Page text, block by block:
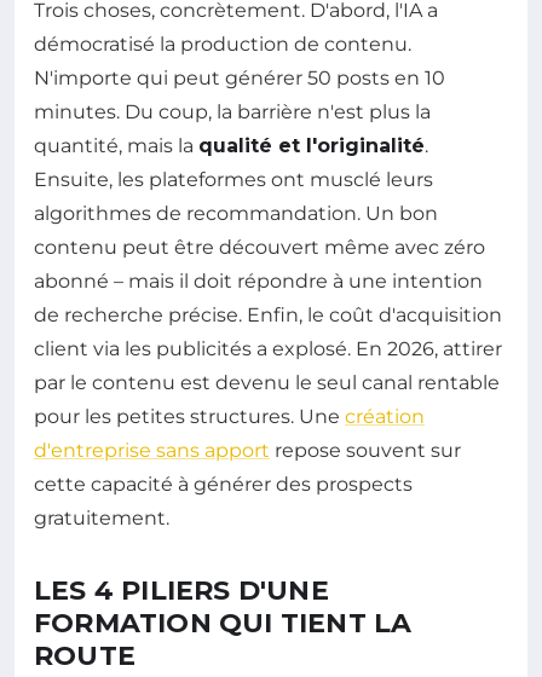
Trois choses, concrètement. D'abord, l'IA a
démocratisé la production de contenu.
N'importe qui peut générer 50 posts en 10
minutes. Du coup, la barrière n'est plus la
quantité, mais la qualité et l'originalité.
Ensuite, les plateformes ont musclé leurs
algorithmes de recommandation. Un bon
contenu peut être découvert même avec zéro
abonné – mais il doit répondre à une intention
de recherche précise. Enfin, le coût d'acquisition
client via les publicités a explosé. En 2026, attirer
par le contenu est devenu le seul canal rentable
pour les petites structures. Une création
d'entreprise sans apport repose souvent sur
cette capacité à générer des prospects
gratuitement.
LES 4 PILIERS D'UNE
FORMATION QUI TIENT LA
ROUTE